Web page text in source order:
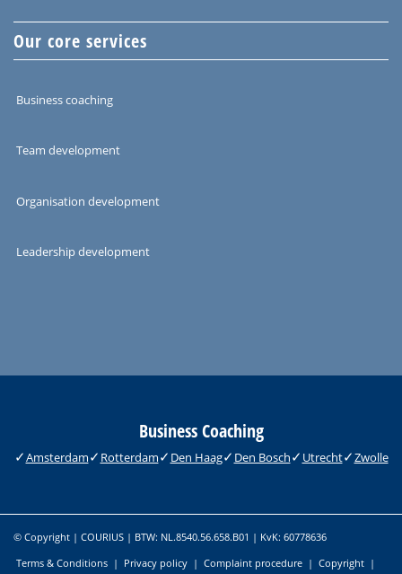
Our core services
Business coaching
Team development
Organisation development
Leadership development
Business Coaching
Amsterdam Rotterdam Den Haag Den Bosch Utrecht Zwolle
© Copyright | COURIUS | BTW: NL.8540.56.658.B01 | KvK: 60778636
Terms & Conditions | Privacy policy | Complaint procedure | Copyright |